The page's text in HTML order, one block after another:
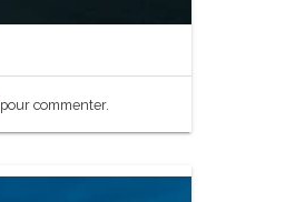
pour commenter.